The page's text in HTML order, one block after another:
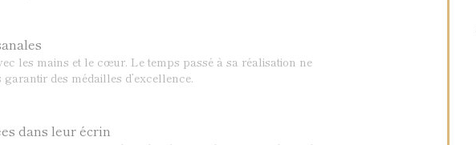
les mains et le cœur. Le temps passé à sa réalisation ne
des médailles d’excellence.
dans leur écrin